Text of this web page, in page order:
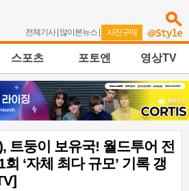
전체기사| 많이본뉴스 | 사진구매
스포츠 포토엔 영상TV
트둥이 보유국! 월드투어 전
‘자체 최다 규모’ 기록 갱